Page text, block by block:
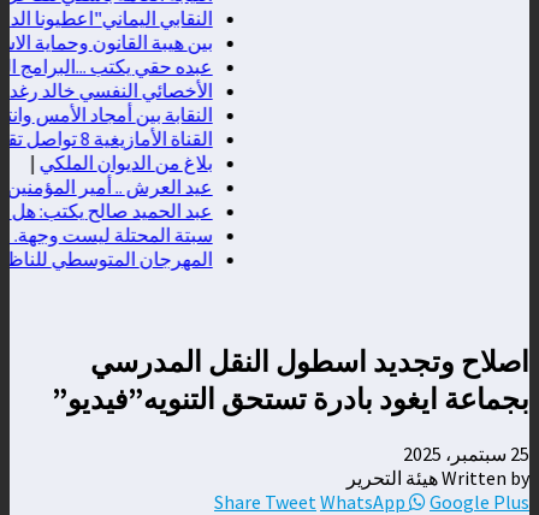
النقابي اليماني"اعطيونا
بين هيبة القانون وحماية
عبده حقي يكتب ...البرامج
الأخصائي النفسي خالد رغدان
النقابة بين أمجاد الأمس
القناة الأمازيغية 8 تواصل تقريب المشاهد من نبض المدن المغربية عبر برنامج "فسحة الصيف"
بلاغ من الديوان الملكي|
عيد العرش .. أمير المؤمنين
عبد الحميد صالح يكتب: هل
سبتة المحتلة ليست وجهة…
المهرجان المتوسطي للناظور
اصلاح وتجديد اسطول النقل المدرسي
بجماعة ايغود بادرة تستحق التنويه”فيديو”
25 سبتمبر، 2025
Written by هيئة التحرير
Share Tweet WhatsApp Google Plus